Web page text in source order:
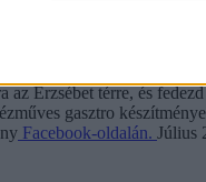
az Erzsébet térre, és
gasztro
Facebook-oldalán. Július